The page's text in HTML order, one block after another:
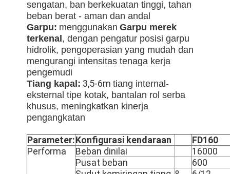
sengatan, ban berkekuatan tinggi, tahan
beban berat - aman dan andal
Garpu: menggunakan Garpu merek
terkenal, dengan pengatur posisi garpu
hidrolik, pengoperasian yang mudah dan
mengurangi intensitas tenaga kerja
pengemudi
Tiang kapal: 3,5-6m tiang internal-
eksternal tipe kotak, bantalan rol serba
khusus, meningkatkan kinerja
pengangkatan
Parameter:Konfigurasi kendaraan FD160
Performa
Beban dinilai
16000
Pusat beban
600